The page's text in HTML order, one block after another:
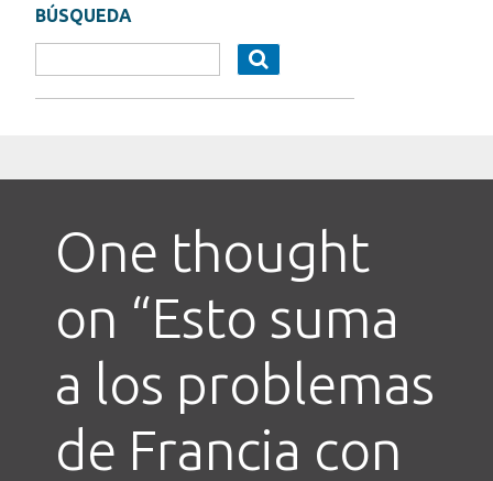
BÚSQUEDA
One thought
on “Esto suma
a los problemas
de Francia con